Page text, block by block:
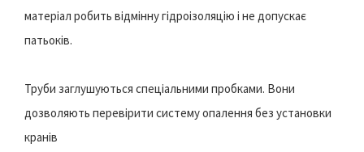
матеріал робить відмінну гідроізоляцію і не допускає
патьоків.
Труби заглушуються спеціальними пробками. Вони
дозволяють перевірити систему опалення без установки
кранів